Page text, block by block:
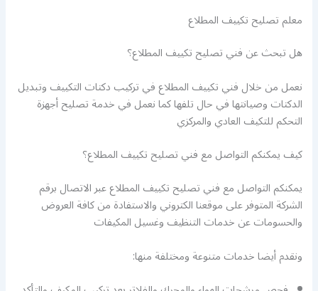
معلم تصليح تكييف المطلاع
هل تبحث عن فني تصليح تكييف المطلاع؟
نعمل من خلال فني تكييف المطلاع في تركيب دكتات التكييف وتبديل
الدكتات وصيانتها في حال تلفها كما نعمل في خدمة تصليح أجهزة
التحكم للتكيف العادي والمركزي
كيف يمكنكم التواصل مع فني تصليح تكييف المطلاع؟
يمكنكم التواصل مع فني تصليح تكييف المطلاع عبر الاتصال برقم
الشركة المتوفر على موقعنا الكتروني والاستفادة من كافة العروض
والحسومات عن خدمات التنظيف وغسيل المكيفات
ونقدم أيضا خدمات متنوعة ومختلفة منها: